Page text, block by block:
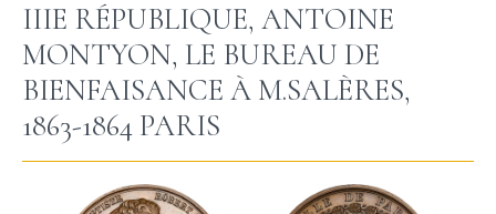
IIIE RÉPUBLIQUE, ANTOINE
MONTYON, LE BUREAU DE
BIENFAISANCE À M.SALÈRES,
1863-1864 PARIS